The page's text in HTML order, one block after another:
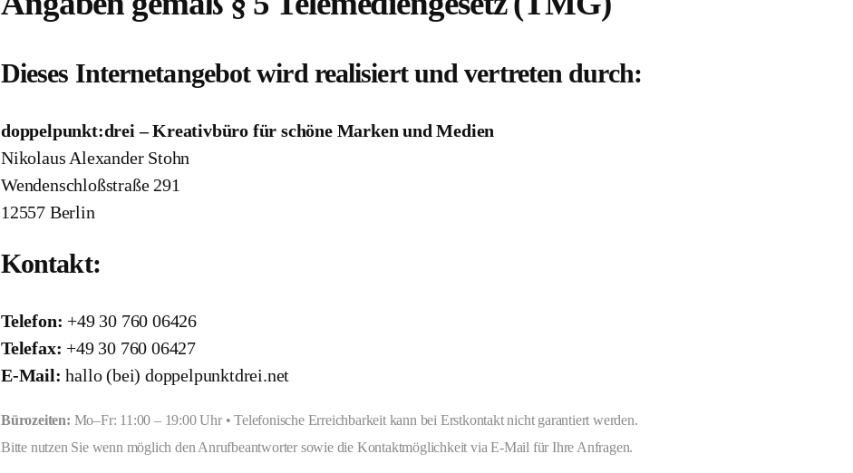
Dieses Internetangebot wird realisiert und vertreten durch:
doppelpunkt:drei – Kreativbüro für schöne Marken und Medien
Nikolaus Alexander Stohn
Wendenschloßstraße 291
12557 Berlin
Kontakt:
Telefon: +49 30 760 06426
Telefax: +49 30 760 06427
E-Mail: hallo (bei) doppelpunktdrei.net
Bürozeiten: Mo–Fr: 11:00 – 19:00 Uhr • Telefonische Erreichbarkeit kann bei Erstkontakt nicht garantiert werden.
Bitte nutzen Sie wenn möglich den Anrufbeantworter sowie die Kontaktmöglichkeit via E-Mail für Ihre Anfragen.